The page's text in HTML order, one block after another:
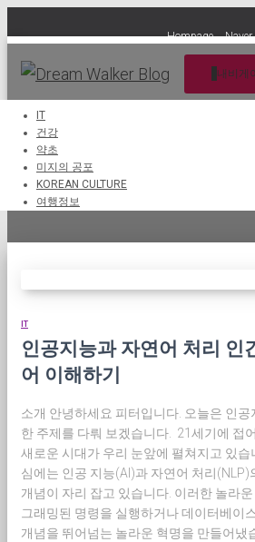
Hompage Naver
내비게
IT
건강
약초
미지의 공포
KOREAN CULTURE
여행정보
알렉사
IT
인공지능과 자연어 처리 인
어 이해하기
소개 안녕하세요 피터입니다. 오늘은 인
한 주제를 다뤄 보겠습니다. 21세기에 접
새로운 시대가 우리 눈앞에 펼쳐지고 있습
심에는 인공 지능(AI)과 자연어 처리(NLP)
개념이 자리 잡고 있습니다. 이러한 놀라
그래밍된 명령을 실행하거나 데이터베이
개념을 뛰어넘는 놀라운 혁명을 만들어냈